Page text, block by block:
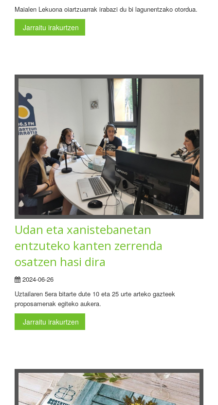
Maialen Lekuona oiartzuarrak irabazi du bi lagunentzako otordua.
Jarraitu irakurtzen
Udan eta xanistebanetan
entzuteko kanten zerrenda
osatzen hasi dira
2024-06-26
Uztailaren 5era bitarte dute 10 eta 25 urte arteko gazteek
proposamenak egiteko aukera.
Jarraitu irakurtzen